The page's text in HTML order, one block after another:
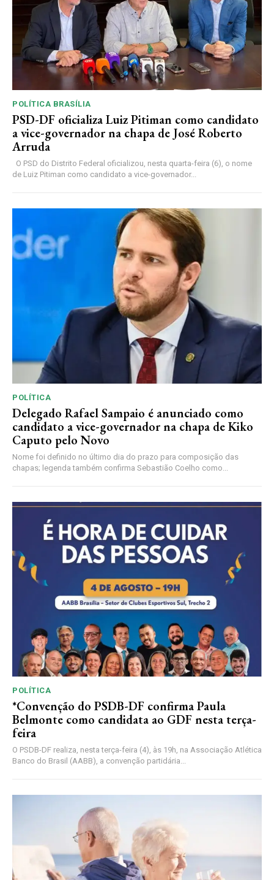
POLÍTICA BRASÍLIA
PSD-DF oficializa Luiz Pitiman como candidato
a vice-governador na chapa de José Roberto
Arruda
de Luiz Pitiman como candidato a vice-governador...
POLÍTICA
Delegado Rafael Sampaio é anunciado como
candidato a vice-governador na chapa de Kiko
Caputo pelo Novo
Nome foi definido no último dia do prazo para composição das
chapas; legenda também confirma Sebastião Coelho como...
POLÍTICA
*Convenção do PSDB-DF confirma Paula
Belmonte como candidata ao GDF nesta terça-
feira
O PSDB-DF realiza, nesta terça-feira (4), às 19h, na Associação Atlética
Banco do Brasil (AABB), a convenção partidária...